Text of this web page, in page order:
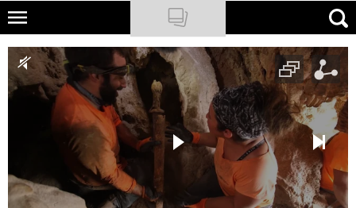
Skip
main
content
NATIONAL GEOGRAPHIC
TRAVELER
PODCASTY
Newsletter